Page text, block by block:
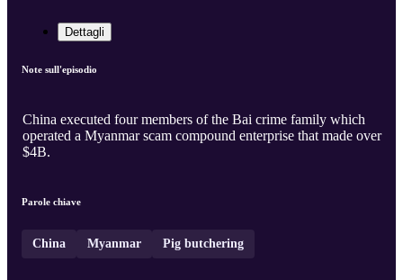
Dettagli
Note sull'episodio
China executed four members of the Bai crime family which
operated a Myanmar scam compound enterprise that made over
$4B.
Parole chiave
China Myanmar Pig butchering